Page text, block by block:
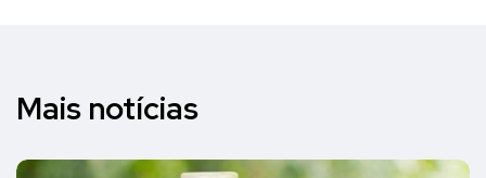
Mais notícias